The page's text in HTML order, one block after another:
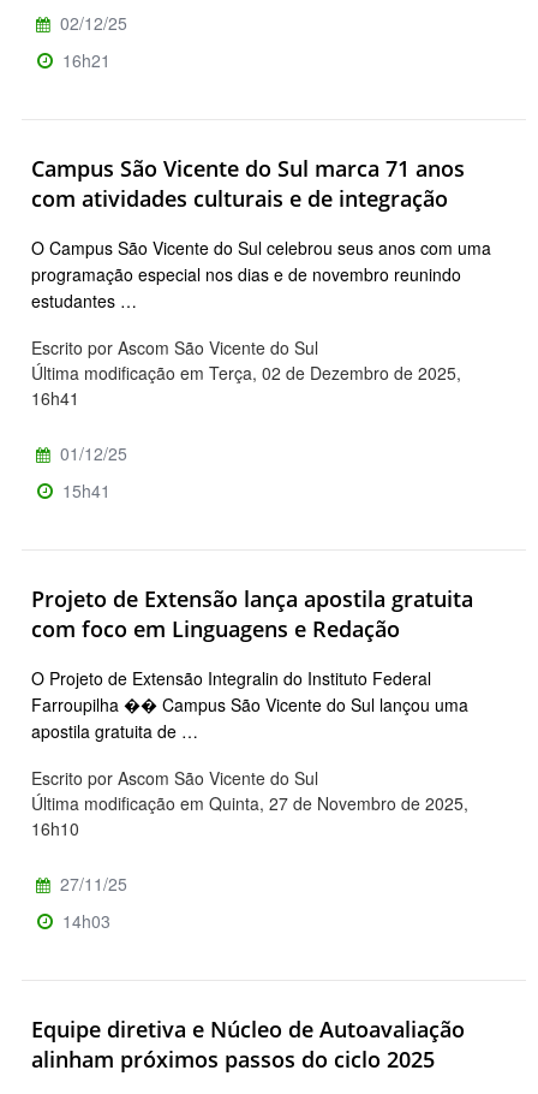
02/12/25
16h21
Campus São Vicente do Sul marca 71 anos
com atividades culturais e de integração
O Campus São Vicente do Sul celebrou seus anos com uma
programação especial nos dias e de novembro reunindo
estudantes …
Escrito por Ascom São Vicente do Sul
Última modificação em Terça, 02 de Dezembro de 2025,
16h41
01/12/25
15h41
Projeto de Extensão lança apostila gratuita
com foco em Linguagens e Redação
O Projeto de Extensão Integralin do Instituto Federal
Farroupilha �� Campus São Vicente do Sul lançou uma
apostila gratuita de …
Escrito por Ascom São Vicente do Sul
Última modificação em Quinta, 27 de Novembro de 2025,
16h10
27/11/25
14h03
Equipe diretiva e Núcleo de Autoavaliação
alinham próximos passos do ciclo 2025